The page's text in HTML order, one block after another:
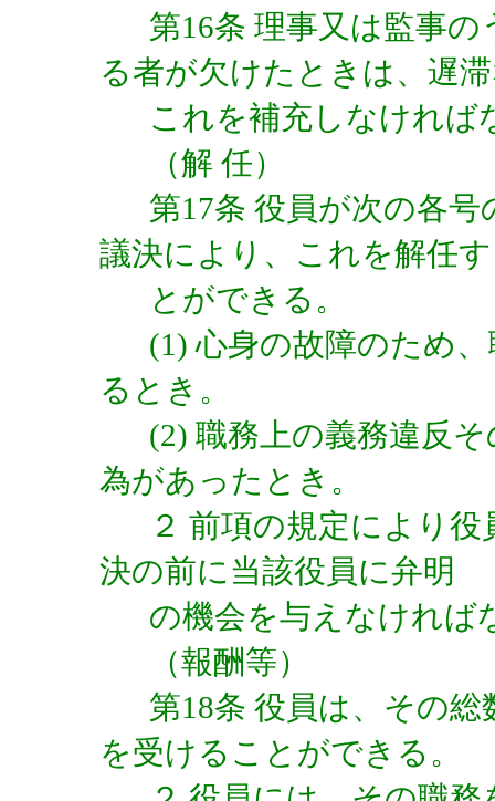
第16条 理事又は監事
る者が欠けたときは、遅
これを補充しなければ
（解 任）
第17条 役員が次の各
議決により、これを解任
とができる。
(1) 心身の故障のため
るとき。
(2) 職務上の義務違反
為があったとき。
２ 前項の規定により
決の前に当該役員に弁明
の機会を与えなければ
（報酬等）
第18条 役員は、その
を受けることができる。